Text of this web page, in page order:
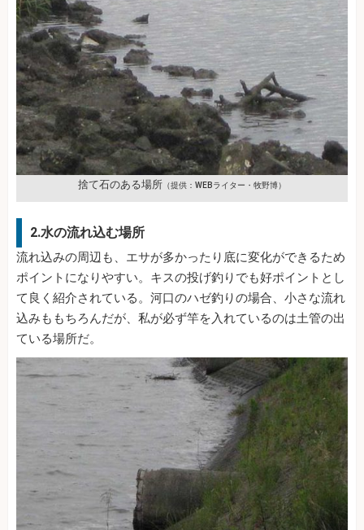
捨て石のある場所 （提供：WEBライター・牧野博）
2.水の流れ込む場所
流れ込みの周辺も、エサが多かったり底に変化ができるため
ポイントになりやすい。キスの投げ釣りでも好ポイントとし
て良く紹介されている。河口のハゼ釣りの場合、小さな流れ
込みももちろんだが、私が必ず竿を入れているのは土管の出
ている場所だ。